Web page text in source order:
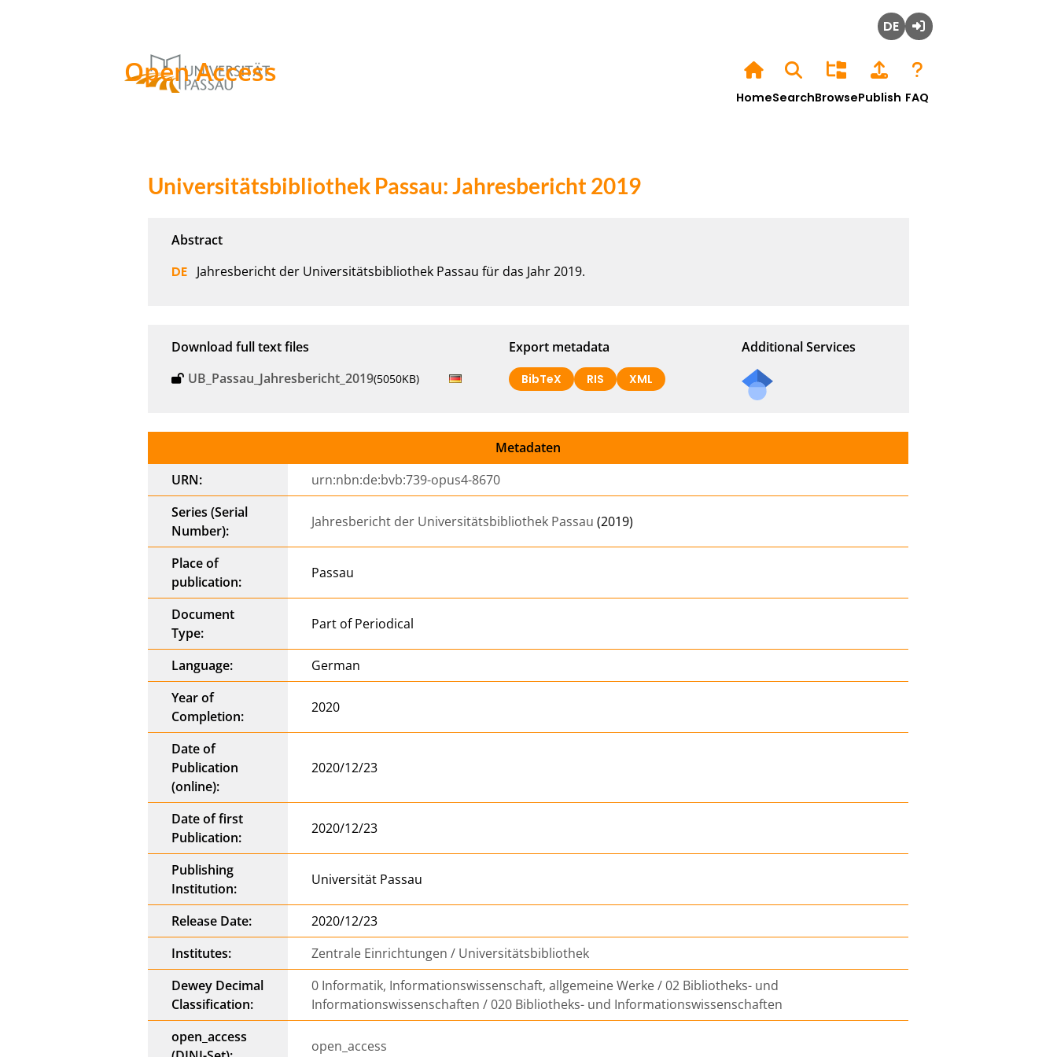
Open Access
HomeSearchBrowsePublish FAQ
Universitätsbibliothek Passau: Jahresbericht 2019
Jahresbericht der Universitätsbibliothek Passau für das Jahr 2019.
Download full text files
UB_Passau_Jahresbericht_2019(5050KB)
Export metadata
BibTeX RIS XML
Additional Services
Metadaten
URN:
urn:nbn:de:bvb:739-opus4-8670
Series (Serial
Number):
Jahresbericht der Universitätsbibliothek Passau (2019)
Place of
publication:
Passau
Document
Type:
Part of Periodical
Language:
German
Year of
Completion:
2020
Date of
Publication
(online):
2020/12/23
Date of first
Publication:
2020/12/23
Publishing
Institution:
Universität Passau
Release Date:
2020/12/23
Institutes:
Zentrale Einrichtungen / Universitätsbibliothek
Dewey Decimal
Classification:
0 Informatik, Informationswissenschaft, allgemeine Werke / 02 Bibliotheks- und
Informationswissenschaften / 020 Bibliotheks- und Informationswissenschaften
open_access
open_access